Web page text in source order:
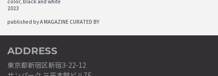
color, black and white
2023
published by A MAGAZINE CURATED BY
ADDRESS
東京都新宿区新宿3-22-12